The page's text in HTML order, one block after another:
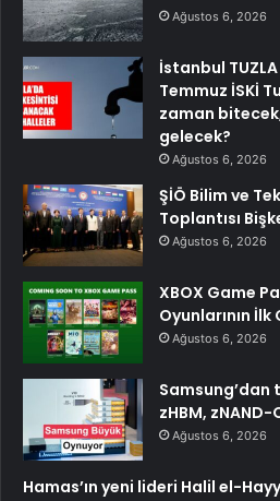
Ağustos 6, 2026
İstanbul
Temmuz İSKİ
zaman
gelecek?
Ağustos 6, 2026
ŞİÖ Bilim ve
Toplantısı
Ağustos 6, 2026
XBOX Game
Oyunlarının
Ağustos 6, 2026
Samsung’dan
zHBM, zNAND-
Ağustos 6, 2026
Hamas’ın yeni lideri Halil el-